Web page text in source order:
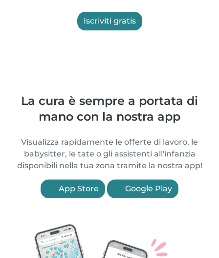
Iscriviti gratis
La cura è sempre a portata di
mano con la nostra app
Visualizza rapidamente le offerte di lavoro, le
babysitter, le tate o gli assistenti all'infanzia
disponibili nella tua zona tramite la nostra app!
App Store Google Play